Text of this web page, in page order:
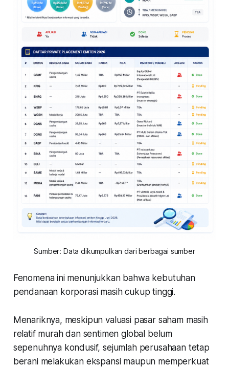
Sumber: Data dikumpulkan dari berbagai sumber
Fenomena ini menunjukkan bahwa kebutuhan
pendanaan korporasi masih cukup tinggi.
Menariknya, meskipun valuasi pasar saham masih
relatif murah dan sentimen global belum
sepenuhnya kondusif, sejumlah perusahaan tetap
berani melakukan ekspansi maupun memperkuat